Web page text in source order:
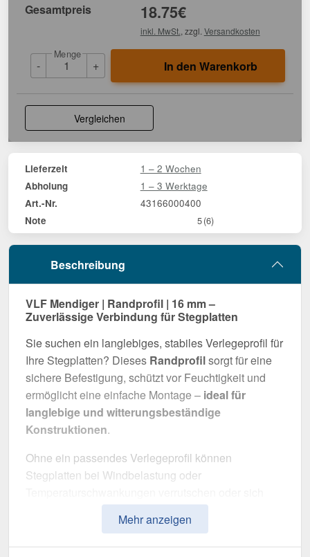
Gesamtpreis 18.75€
inkl. MwSt. , zzgl. Versandkosten
-
Menge
+ In den Warenkorb
Vergleichen
Lieferzeit 1 – 2 Wochen
Abholung 1 – 3 Werktage
Art.-Nr. 43166000400
Note 5(6)
Beschreibung
VLF Mendiger | Randprofil | 16 mm –
Zuverlässige Verbindung für Stegplatten
Sie suchen ein langlebiges, stabiles Verlegeprofil für
Ihre Stegplatten? Dieses Randprofilsorgt für eine
sichere Befestigung, schützt vor Feuchtigkeit und
ermöglicht eine einfache Montage – ideal für
langlebige und witterungsbeständige
Konstruktionen.
Ohne ein passendes Verlegeprofil können
Stegplatten bei Windbelastung oder
verformen. Dieses Profil sorgt für eine
flexible und optisch ansprechende Montage
Mehr anzeigen